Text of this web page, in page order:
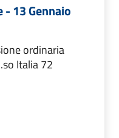
- 13 Gennaio
ordinaria
Italia 72